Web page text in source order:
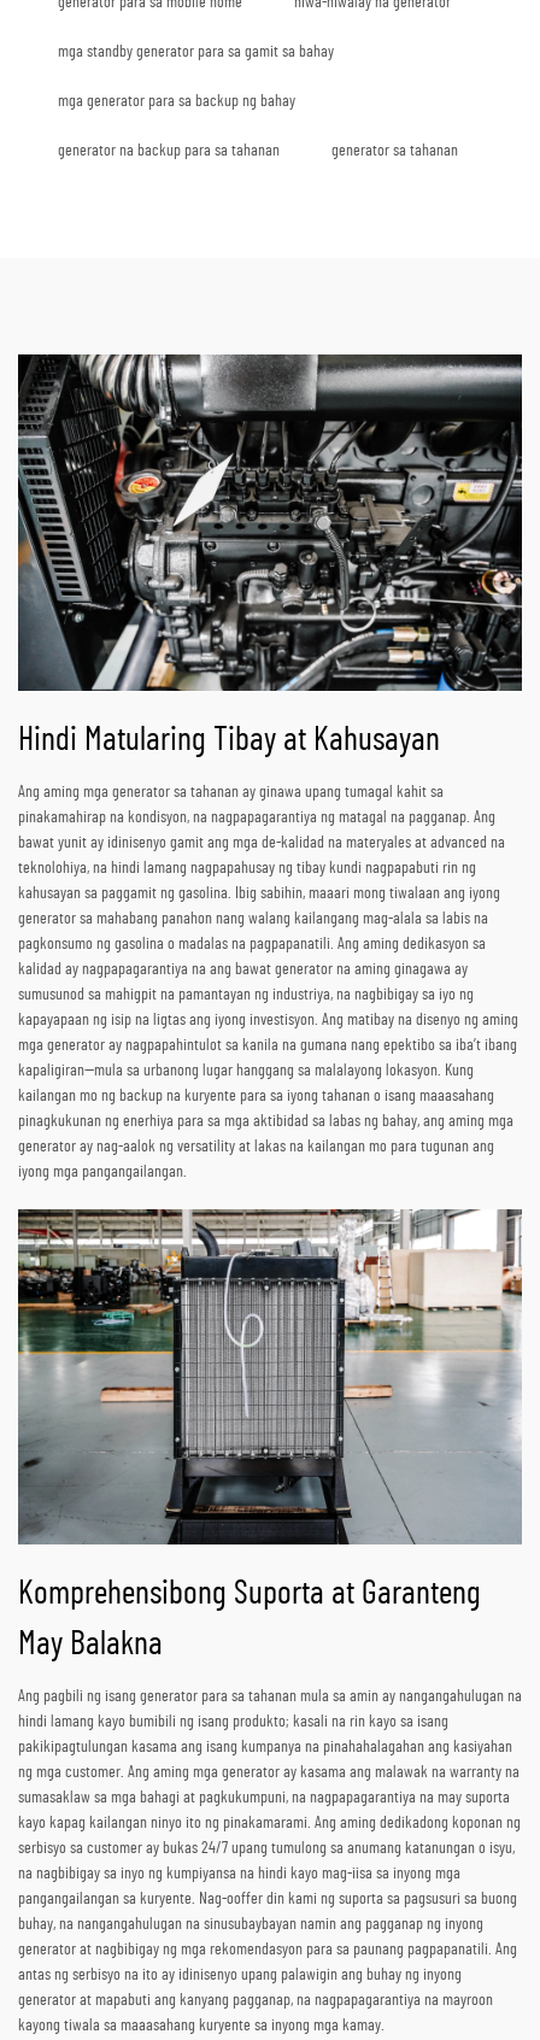
mga standby generator para sa gamit sa bahay
mga generator para sa backup ng bahay
generator na backup para sa tahanan generator sa tahanan
Hindi Matularing Tibay at Kahusayan
Ang aming mga generator sa tahanan ay ginawa upang tumagal kahit sa
pinakamahirap na kondisyon, na nagpapagarantiya ng matagal na pagganap. Ang
bawat yunit ay idinisenyo gamit ang mga de-kalidad na materyales at advanced na
teknolohiya, na hindi lamang nagpapahusay ng tibay kundi nagpapabuti rin ng
kahusayan sa paggamit ng gasolina. Ibig sabihin, maaari mong tiwalaan ang iyong
generator sa mahabang panahon nang walang kailangang mag-alala sa labis na
pagkonsumo ng gasolina o madalas na pagpapanatili. Ang aming dedikasyon sa
kalidad ay nagpapagarantiya na ang bawat generator na aming ginagawa ay
sumusunod sa mahigpit na pamantayan ng industriya, na nagbibigay sa iyo ng
kapayapaan ng isip na ligtas ang iyong investisyon. Ang matibay na disenyo ng aming
mga generator ay nagpapahintulot sa kanila na gumana nang epektibo sa iba’t ibang
kapaligiran—mula sa urbanong lugar hanggang sa malalayong lokasyon. Kung
kailangan mo ng backup na kuryente para sa iyong tahanan o isang maaasahang
pinagkukunan ng enerhiya para sa mga aktibidad sa labas ng bahay, ang aming mga
generator ay nag-aalok ng versatility at lakas na kailangan mo para tugunan ang
iyong mga pangangailangan.
Komprehensibong Suporta at Garanteng
May Balakna
Ang pagbili ng isang generator para sa tahanan mula sa amin ay nangangahulugan na
hindi lamang kayo bumibili ng isang produkto; kasali na rin kayo sa isang
pakikipagtulungan kasama ang isang kumpanya na pinahahalagahan ang kasiyahan
ng mga customer. Ang aming mga generator ay kasama ang malawak na warranty na
sumasaklaw sa mga bahagi at pagkukumpuni, na nagpapagarantiya na may suporta
kayo kapag kailangan ninyo ito ng pinakamarami. Ang aming dedikadong koponan ng
serbisyo sa customer ay bukas 24/7 upang tumulong sa anumang katanungan o isyu,
na nagbibigay sa inyo ng kumpiyansa na hindi kayo mag-iisa sa inyong mga
pangangailangan sa kuryente. Nag-ooffer din kami ng suporta sa pagsusuri sa buong
buhay, na nangangahulugan na sinusubaybayan namin ang pagganap ng inyong
generator at nagbibigay ng mga rekomendasyon para sa paunang pagpapanatili. Ang
antas ng serbisyo na ito ay idinisenyo upang palawigin ang buhay ng inyong
generator at mapabuti ang kanyang pagganap, na nagpapagarantiya na mayroon
kayong tiwala sa maaasahang kuryente sa inyong mga kamay.